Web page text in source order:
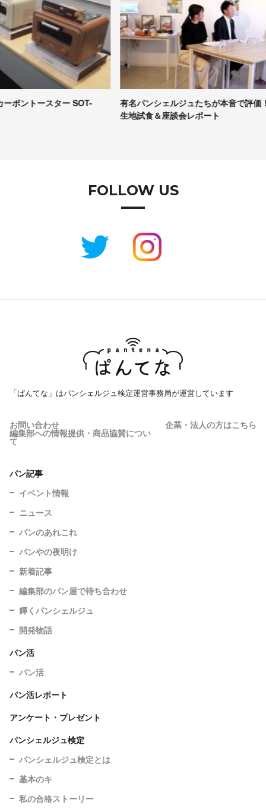
有名パンシェルジュたちが本音で評価！Pascoの冷凍パン
生地試食＆座談会レポート
【
FOLLOW US
「ぱんてな」はパンシェルジュ検定運営事務局が運営しています
お問い合わせ 企業・法人の方はこちら
編集部への情報提供・商品協賛につい
て
パン記事
イベント情報
ニュース
パンのあれこれ
パンやの夜明け
新着記事
編集部のパン屋で待ち合わせ
輝くパンシェルジュ
開発物語
パン活
パン活
パン活レポート
アンケート・プレゼント
パンシェルジュ検定
パンシェルジュ検定とは
基本のキ
私の合格ストーリー